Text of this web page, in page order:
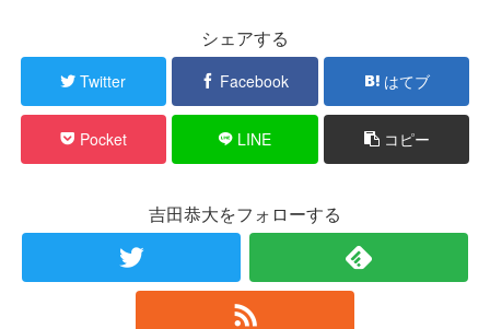
シェアする
Twitter Facebook はてブ
Pocket LINE コピー
吉田恭大をフォローする